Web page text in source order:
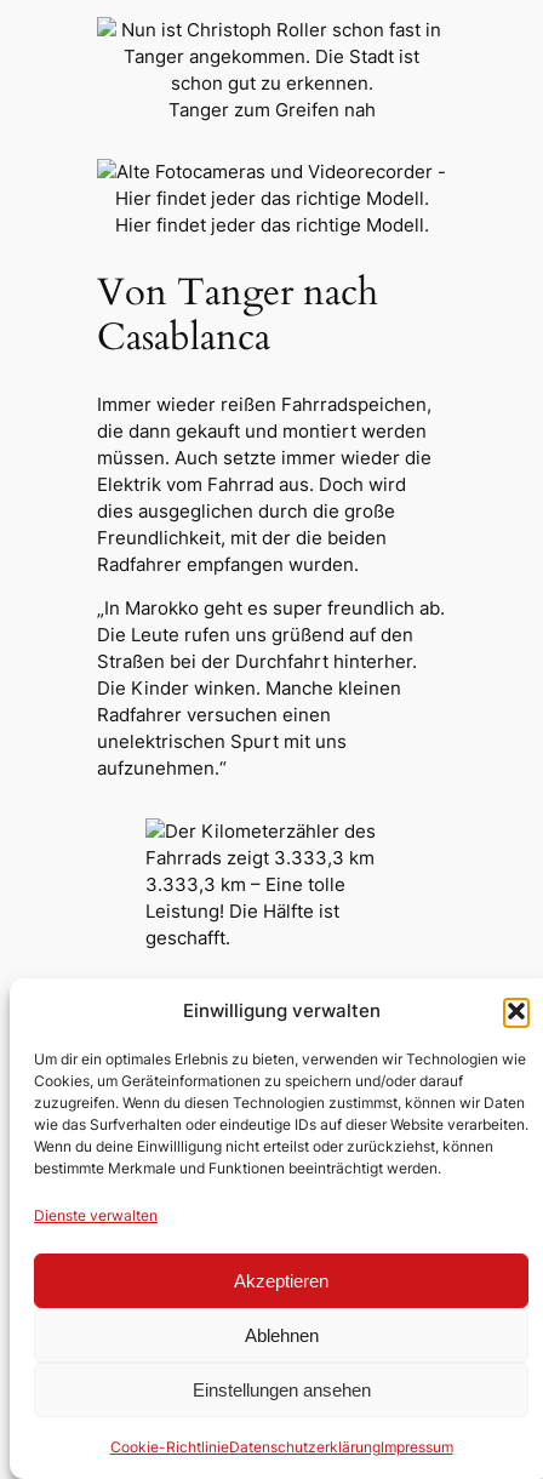
Einwilligung verwalten
Um dir ein optimales Erlebnis zu bieten, verwenden wir Technologien wie
Cookies, um Geräteinformationen zu speichern und/oder darauf
zuzugreifen. Wenn du diesen Technologien zustimmst, können wir Daten
wie das Surfverhalten oder eindeutige IDs auf dieser Website verarbeiten.
Wenn du deine Einwillligung nicht erteilst oder zurückziehst, können
bestimmte Merkmale und Funktionen beeinträchtigt werden.
Dienste verwalten
Akzeptieren
Ablehnen
Einstellungen ansehen
Cookie-RichtlinieDatenschutzerklärungImpressum
Tanger zum Greifen nah
Hier findet jeder das richtige Modell.
Von Tanger nach
Casablanca
Immer wieder reißen Fahrradspeichen,
die dann gekauft und montiert werden
müssen. Auch setzte immer wieder die
Elektrik vom Fahrrad aus. Doch wird
dies ausgeglichen durch die große
Freundlichkeit, mit der die beiden
Radfahrer empfangen wurden.
„In Marokko geht es super freundlich ab.
Die Leute rufen uns grüßend auf den
Straßen bei der Durchfahrt hinterher.
Die Kinder winken. Manche kleinen
Radfahrer versuchen einen
unelektrischen Spurt mit uns
aufzunehmen.“
3.333,3 km – Eine tolle
Leistung! Die Hälfte ist
geschafft.
Christoph Roller an der Ausfahrt von
Rabat
Angekommen in Casablanca ist es
natürlich ein absolutes MUSS, Rick’s
Im berühmten Rick’s Café aus dem Film
Irrfahrt zur nächsten
Unterkunft